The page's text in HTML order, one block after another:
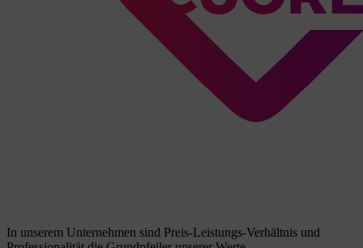
In unserem Unternehmen sind Preis-Leistungs-Verhältnis und